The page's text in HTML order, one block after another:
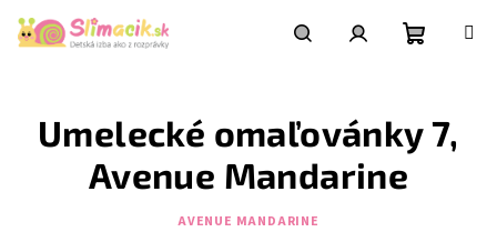
obsah
košík
Umelecké omaľovánky 7,
Avenue Mandarine
AVENUE MANDARINE